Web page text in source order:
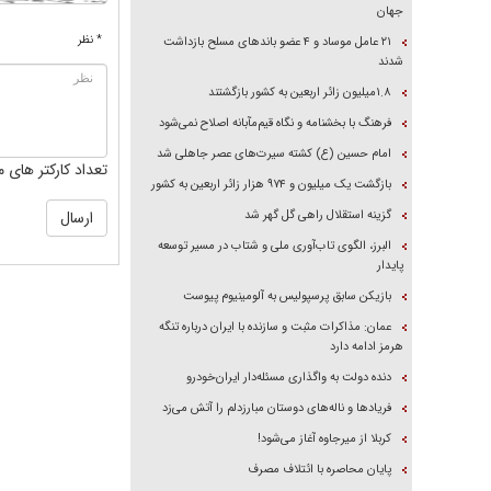
* نظر
تعداد کارکتر های
جهان
۲۱ عامل موساد و ۴ عضو باند‌های مسلح بازداشت
شدند
۱.۸میلیون زائر اربعین به کشور بازگشتند
فرهنگ با بخشنامه و نگاه قیم‌مآبانه اصلاح نمی‌شود
امام حسین (ع) کشته سیرت‌های عصر جاهلی شد
بازگشت یک میلیون و ۹۷۴ هزار زائر اربعین به کشور
گزینه استقلال راهی گل گهر شد
البرز، الگوی تاب‌آوری ملی و شتاب در مسیر توسعه
پایدار
بازیکن سابق پرسپولیس به آلومینیوم پیوست
عمان: مذاکرات مثبت و سازنده با ایران درباره تنگه
هرمز ادامه دارد
دنده دولت به واگذاری مسئله‌دار ایران‌خودرو
فریاد‌ها و ناله‌های دوستان مبارزدلم را آتش می‌زد
کربلا از میرجاوه آغاز می‌شود!
پایان محاصره با ائتلاف مصرف